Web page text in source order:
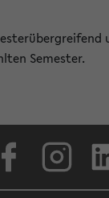
Semester.